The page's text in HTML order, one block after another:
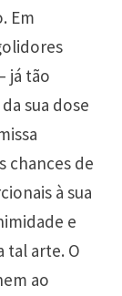
Em
já tão
sua dose
chances de
à sua
e
tal arte. O
ao